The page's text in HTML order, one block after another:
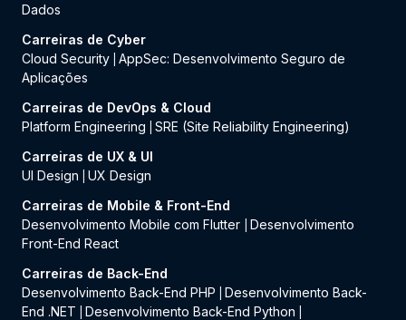
Dados
Carreiras de Cyber
Cloud Security AppSec: Desenvolvimento Seguro de
Aplicações
Carreiras de DevOps & Cloud
Platform Engineering
SRE (Site Reliability Engineering)
Carreiras de UX & UI
UI Design
UX Design
Carreiras de Mobile & Front-End
Desenvolvimento Mobile com Flutter
Desenvolvimento
Front-End React
Carreiras de Back-End
Desenvolvimento Back-End PHP
Desenvolvimento Back-
End .NET
Desenvolvimento Back-End Python